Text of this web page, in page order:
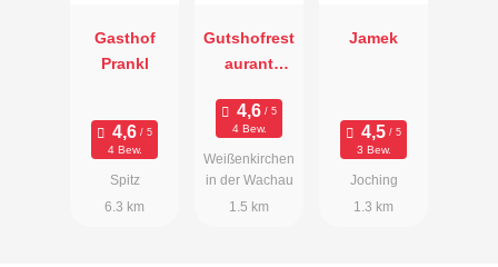
Gasthof
Prankl
4 Bew.
Spitz
6.3 km
Gutshofrest
aurant
of - Weingut
Holzapfel
4 Bew.
Weißenkirchen
in der Wachau
1.5 km
Jamek
3 Bew.
Joching
1.3 km